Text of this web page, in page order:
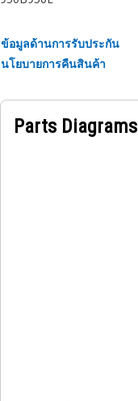
ข้อมูลด้านการรับประกัน
นโยบายการคืนสินค้า
Parts Diagrams